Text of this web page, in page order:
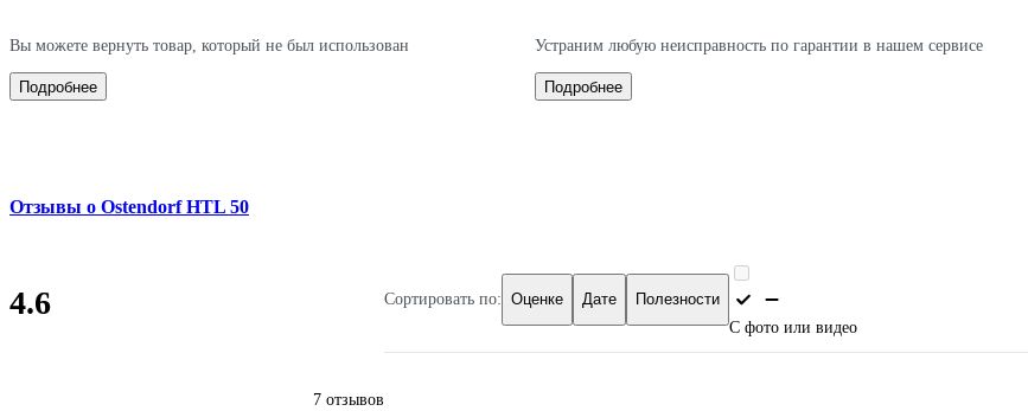
Вы можете вернуть товар, который не был использован
Подробнее
Устраним любую неисправность по гарантии в нашем сервисе
Подробнее
Отзывы о Ostendorf HTL 50
4.6
7 отзывов
Сортировать по: Оценке Дате
Полезности
С фото или видео